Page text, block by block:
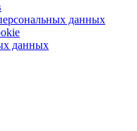
данных
данных